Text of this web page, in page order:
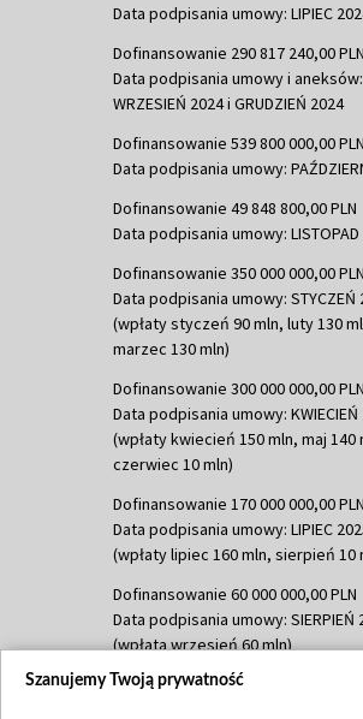
Data podpisania umowy: LIPIEC
Dofinansowanie 290 817 240,00 PLN
Data podpisania umowy i aneksów:
WRZESIEŃ 2024 i GRUDZIEŃ 2024
Dofinansowanie 539 800 000,00 PLN
Data podpisania umowy:
Dofinansowanie 49 848 800,00 PLN
Data podpisania umowy: LISTOPAD
Dofinansowanie 350 000 000,00 PLN
Data podpisania umowy: STYCZEŃ
(wpłaty styczeń 90 mln, luty 130
marzec 130 mln)
Dofinansowanie 300 000 000,00 PLN
Data podpisania umowy: KWIECIEŃ
(wpłaty kwiecień 150 mln, maj 140
czerwiec 10 mln)
Dofinansowanie 170 000 000,00 PLN
Data podpisania umowy: LIPIEC
(wpłaty lipiec 160 mln, sierpień 10
Dofinansowanie 60 000 000,00 PLN
Data podpisania umowy: SIERPIEŃ
(wpłata wrzesień 60 mln)
Dofinansowanie 635 783 051,21 PLN
Szanujemy Twoją prywatność